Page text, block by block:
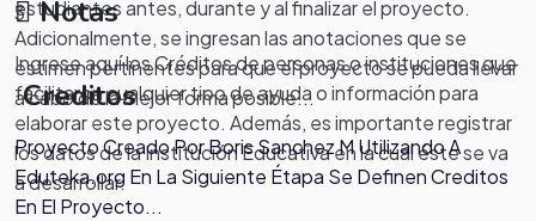
3
estudiantes antes, durante y al finalizar el proyecto.
Adicionalmente, se ingresan las anotaciones que se
estimen pertinentes para que el proyecto se pueda llevar
a cabo de la mejor forma posible...
Notas
Ingrese aquí los Créditos de personas o instituciones que
facilitaron cualquier tipo de ayuda o información para
elaborar este proyecto. Además, es importante registrar
los datos de la Institución Educativa en la cual éste se va
a desarrollar.
Creditos
Proyecto Creado Por Boris Sanchez M Utilizando A
Eduteka.org En La Siguiente Étapa Se Definen Creditos
En El Proyecto...